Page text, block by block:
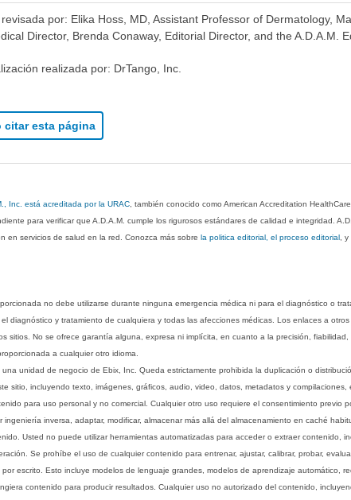
por: Elika Hoss, MD, Assistant Professor of Dermatology,
Director, Brenda Conaway, Editorial Director, and the A.D.A.M.
realizada por: DrTango, Inc.
citar esta página
Inc. está acreditada por la URAC , también conocido como American Accreditation
para verificar que A.D.A.M. cumple los rigurosos estándares de calidad e integridad.
en servicios de salud en la red. Conozca más sobrela politica editorial, el proceso editorial , y
no debe utilizarse durante ninguna emergencia médica ni para el diagnóstico o
diagnóstico y tratamiento de cualquiera y todas las afecciones médicas. Los enlaces a
sitios. No se ofrece garantía alguna, expresa ni implícita, en cuanto a la precisión,
a cualquier otro idioma.
unidad de negocio de Ebix, Inc. Queda estrictamente prohibida la duplicación o
sitio, incluyendo texto, imágenes, gráficos, audio, video, datos, metadatos y
para uso personal y no comercial. Cualquier otro uso requiere el consentimiento previo
ingeniería inversa, adaptar, modificar, almacenar más allá del almacenamiento en caché
Usted no puede utilizar herramientas automatizadas para acceder o extraer contenido,
Se prohíbe el uso de cualquier contenido para entrenar, ajustar, calibrar, probar,
escrito. Esto incluye modelos de lenguaje grandes, modelos de aprendizaje automático,
contenido para producir resultados. Cualquier uso no autorizado del contenido,